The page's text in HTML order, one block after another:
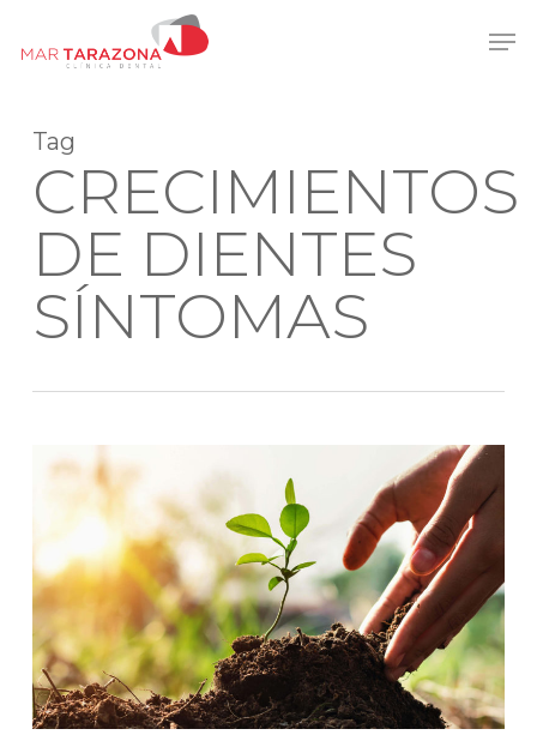
Tag
CRECIMIENTOS
DE DIENTES
SÍNTOMAS